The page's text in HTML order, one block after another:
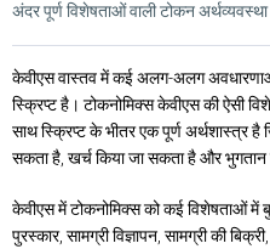
अंदर पूर्ण विशेषताओं वाली टोकन
केवीएस वास्तव में कई अलग-अलग
स्क्रिप्ट है। टोकनोमिक्स केवीएस की ऐसी
साथ स्क्रिप्ट के भीतर एक पूर्ण अर्थशास्त्र है
सकता है, खर्च किया जा सकता है और भुगतान
केवीएस में टोकनोमिक्स को कई विशेषताओं में
पुरस्कार, सामग्री विज्ञापन, सामग्री की